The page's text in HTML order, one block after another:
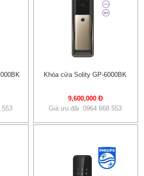
553
Khóa cửa Solity GP-6000BK
9,600,000 Đ
Giá ưu đãi :0964 668 553